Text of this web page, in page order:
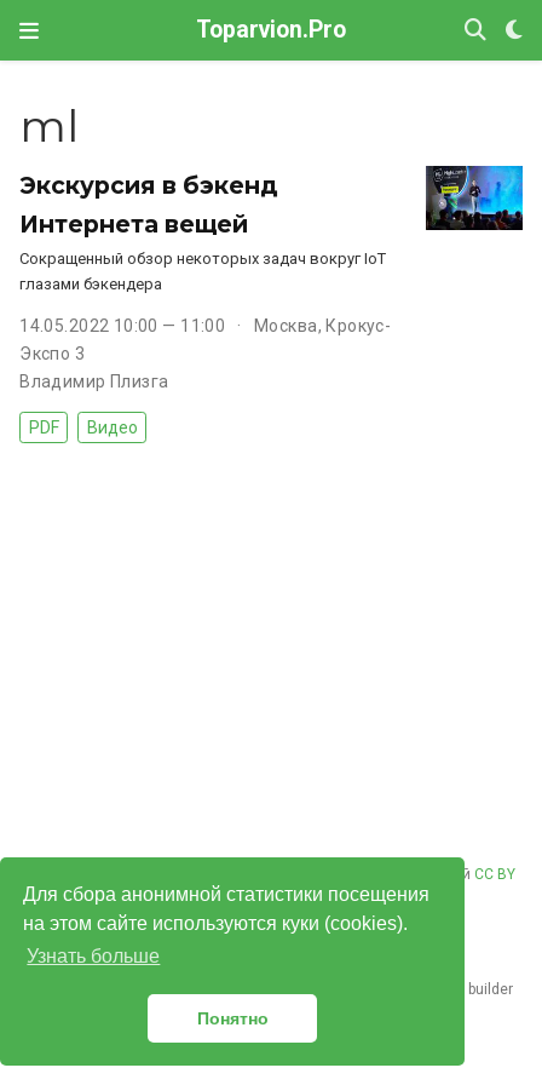
Для сбора анонимной статистики посещения
на этом сайте используются куки (cookies).
Узнать больше
Понятно
Toparvion.Pro
ml
Экскурсия в бэкенд
Интернета вещей
Сокращенный обзор некоторых задач вокруг IoT
глазами бэкендера
14.05.2022 10:00 — 11:00
Москва, Крокус-
Экспо 3
Владимир Плизга
PDF Видео
© Владимир Плизгá 2026. Контент опубликован под лицензией CC BY
NC ND 4.0
website builder
that empowers creators.